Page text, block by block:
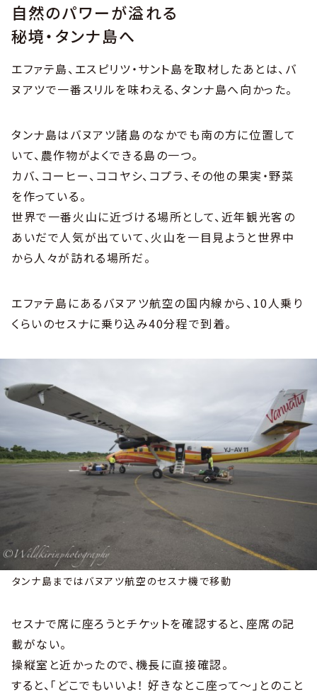
自然のパワーが溢れる
秘境・タンナ島へ
エファテ島、エスピリツ・サント島を取材したあとは、バ
ヌアツで一番スリルを味わえる、タンナ島へ向かった。
タンナ島はバヌアツ諸島のなかでも南の方に位置して
いて、農作物がよくできる島の一つ。
カバ、コーヒー、ココヤシ、コプラ、その他の果実・野菜
を作っている。
世界で一番火山に近づける場所として、近年観光客の
あいだで人気が出ていて、火山を一目見ようと世界中
から人々が訪れる場所だ。
エファテ島にあるバヌアツ航空の国内線から、10人乗り
くらいのセスナに乗り込み40分程で到着。
タンナ島まではバヌアツ航空のセスナ機で移動
セスナで席に座ろうとチケットを確認すると、座席の記
載がない。
操縦室と近かったので、機長に直接確認。
すると、「どこでもいいよ！ 好きなとこ座って〜」とのこと